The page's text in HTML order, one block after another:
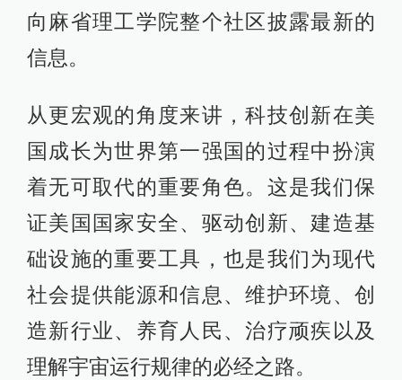
向麻省理工学院整个社区披露最新的
信息。
从更宏观的角度来讲，科技创新在美
国成长为世界第一强国的过程中扮演
着无可取代的重要角色。这是我们保
证美国国家安全、驱动创新、建造基
础设施的重要工具，也是我们为现代
社会提供能源和信息、维护环境、创
造新行业、养育人民、治疗顽疾以及
理解宇宙运行规律的必经之路。